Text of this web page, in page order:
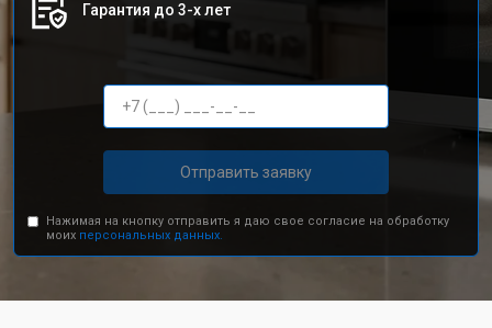
Гарантия до 3-х лет
Отправить заявку
Нажимая на кнопку отправить я даю свое согласие на обработку
моих персональных данных.